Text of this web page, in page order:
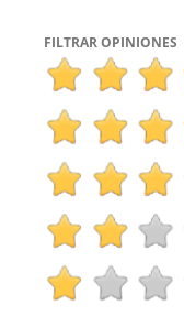
FILTRAR OPINIONES